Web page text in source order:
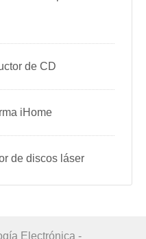
de CD
iHome
de discos láser
Electrónica -